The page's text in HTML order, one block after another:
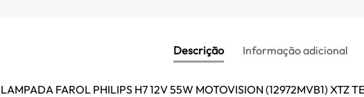
Descrição Informação adicional
LAMPADA FAROL PHILIPS H7 12V 55W MOTOVISION (12972MVB1) XTZ